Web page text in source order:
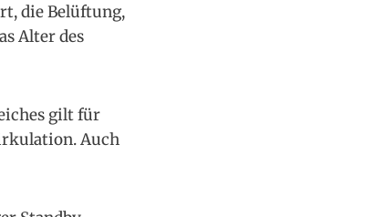
die Belüftung,
Alter des
gilt für
Auch